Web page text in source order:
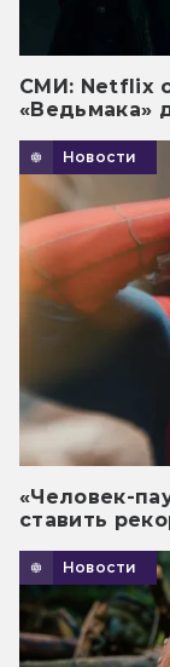
СМИ: Netflix
«Ведьмака»
Новости
«Человек-
ставить
Новости